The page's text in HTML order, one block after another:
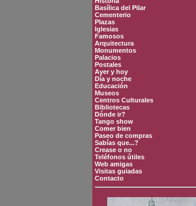
Basílica del Pilar
Cementerio
Plazas
Iglesias
Famosos
Arquitectura
Monumentos
Palacios
Postales
Ayer y hoy
Día y noche
Educación
Museos
Centros Culturales
Bibliotecas
Dónde ir?
Tango show
Comer bien
Paseo de compras
Sabías que...?
Crease o no
Teléfonos útiles
Web amigas
Visitas guiadas
Contacto